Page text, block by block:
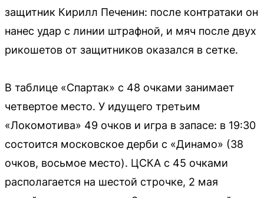
защитник Кирилл Печенин: после контратаки он
нанес удар с линии штрафной, и мяч после двух
рикошетов от защитников оказался в сетке.
В таблице «Спартак» с 48 очками занимает
четвертое место. У идущего третьим
«Локомотива» 49 очков и игра в запасе: в 19:30
состоится московское дерби с «Динамо» (38
очков, восьмое место). ЦСКА с 45 очками
располагается на шестой строчке, 2 мая